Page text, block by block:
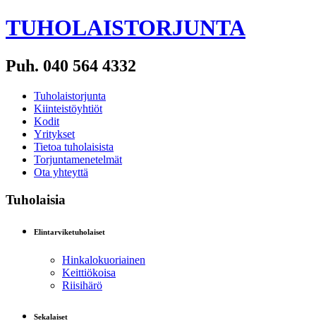
TUHOLAISTORJUNTA
Puh. 040 564 4332
Tuholaistorjunta
Kiinteistöyhtiöt
Kodit
Yritykset
Tietoa tuholaisista
Torjuntamenetelmät
Ota yhteyttä
Tuholaisia
Elintarviketuholaiset
Hinkalokuoriainen
Keittiökoisa
Riisihärö
Sekalaiset